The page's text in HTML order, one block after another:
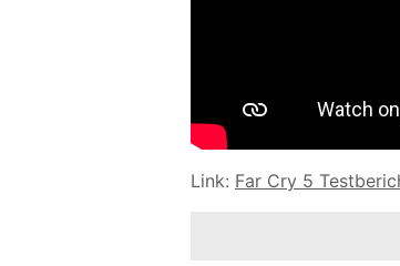
Link: Far Cry 5